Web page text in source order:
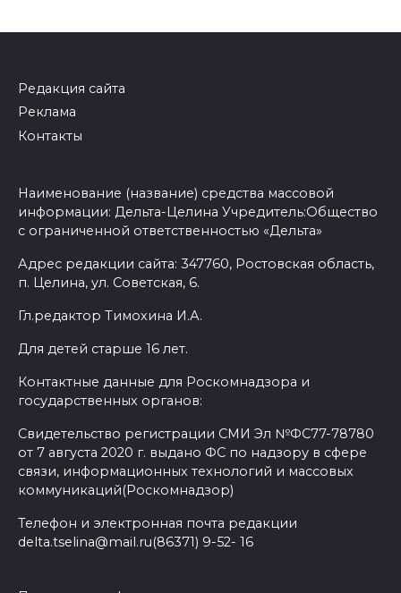
Редакция сайта
Реклама
Контакты
Наименование (название) средства массовой
информации: Дельта-Целина Учредитель:Общество
с ограниченной ответственностью «Дельта»
Адрес редакции сайта: 347760, Ростовская область,
п. Целина, ул. Советская, 6.
Гл.редактор Тимохина И.А.
Для детей старше 16 лет.
Контактные данные для Роскомнадзора и
государственных органов:
Свидетельство регистрации СМИ Эл №ФС77-78780
от 7 августа 2020 г. выдано ФС по надзору в сфере
связи, информационных технологий и массовых
коммуникаций(Роскомнадзор)
Телефон и электронная почта редакции
delta.tselina@mail.ru(86371) 9-52- 16